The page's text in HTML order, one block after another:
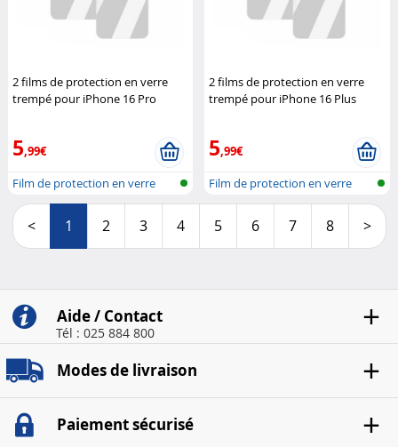
2 films de protection en verre
trempé pour iPhone 16 Pro
5,99€
Film de protection en verre
trempé...
2 films de protection en verre
trempé pour iPhone 16 Plus
5,99€
Film de protection en verre
trempé...
< 1 2 3 4 5 6 7 8 >
Aide / Contact
Tél : 025 884 800
Modes de livraison
Paiement sécurisé